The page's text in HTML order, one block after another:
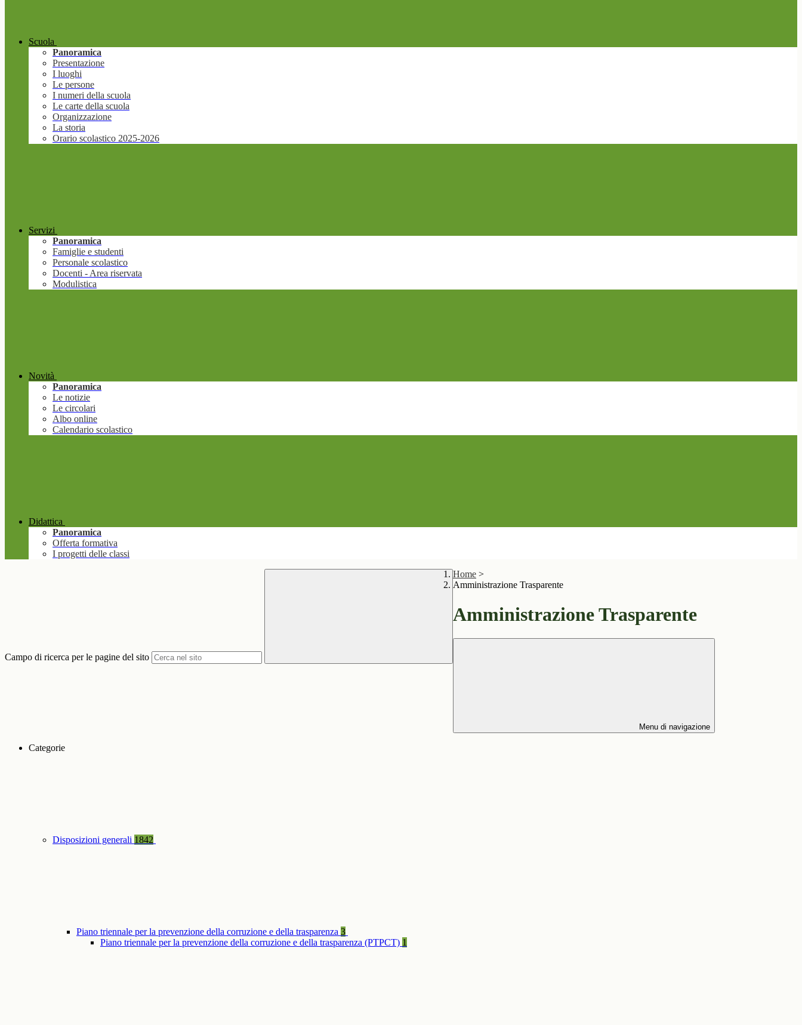
Scuola
Panoramica
Presentazione
I luoghi
Le persone
I numeri della scuola
Le carte della scuola
Organizzazione
La storia
Orario scolastico 2025-2026
Servizi
Panoramica
Famiglie e studenti
Personale scolastico
Docenti - Area riservata
Modulistica
Novità
Panoramica
Le notizie
Le circolari
Albo online
Calendario scolastico
Didattica
Panoramica
Offerta formativa
I progetti delle classi
Campo di ricerca per le pagine del sito
Home >
Amministrazione Trasparente
Amministrazione Trasparente
Menu di navigazione
Categorie
Disposizioni generali 1842
Piano triennale per la prevenzione della corruzione e della trasparenza 3
Piano triennale per la prevenzione della corruzione e della trasparenza (PTPCT) 1